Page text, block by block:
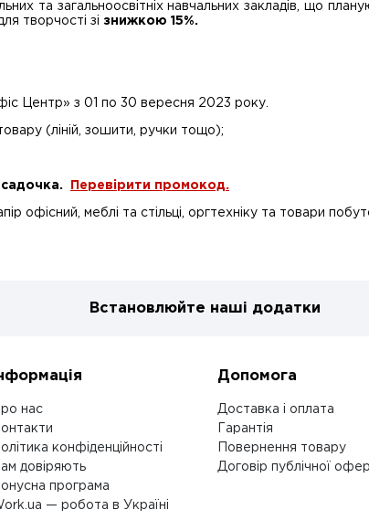
та загальноосвітніх навчальних закладів, що
творчості зі знижкою 15%.
Центр» з 01 по 30 вересня 2023 року.
(ліній, зошити, ручки тощо);
садочка. Перевірити промокод.
офісний, меблі та стільці, оргтехніку та товари
Встановлюйте наші додатки
нас
конфіденційності
довіряють
програма
— робота в Україні
Допомога
Доставка і оплата
Гарантія
Повернення товару
Договір публічної